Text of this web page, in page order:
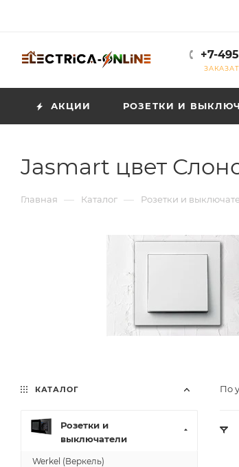
+7-
АКЦИИ РОЗЕТКИ И
Jasmart цвет
Главная — Каталог — Розетки и
По
КАТАЛОГ
Розетки и
выключатели
Werkel (Веркель)